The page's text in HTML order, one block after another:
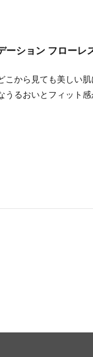
ーション フローレ
から見ても美しい
うるおいとフィット